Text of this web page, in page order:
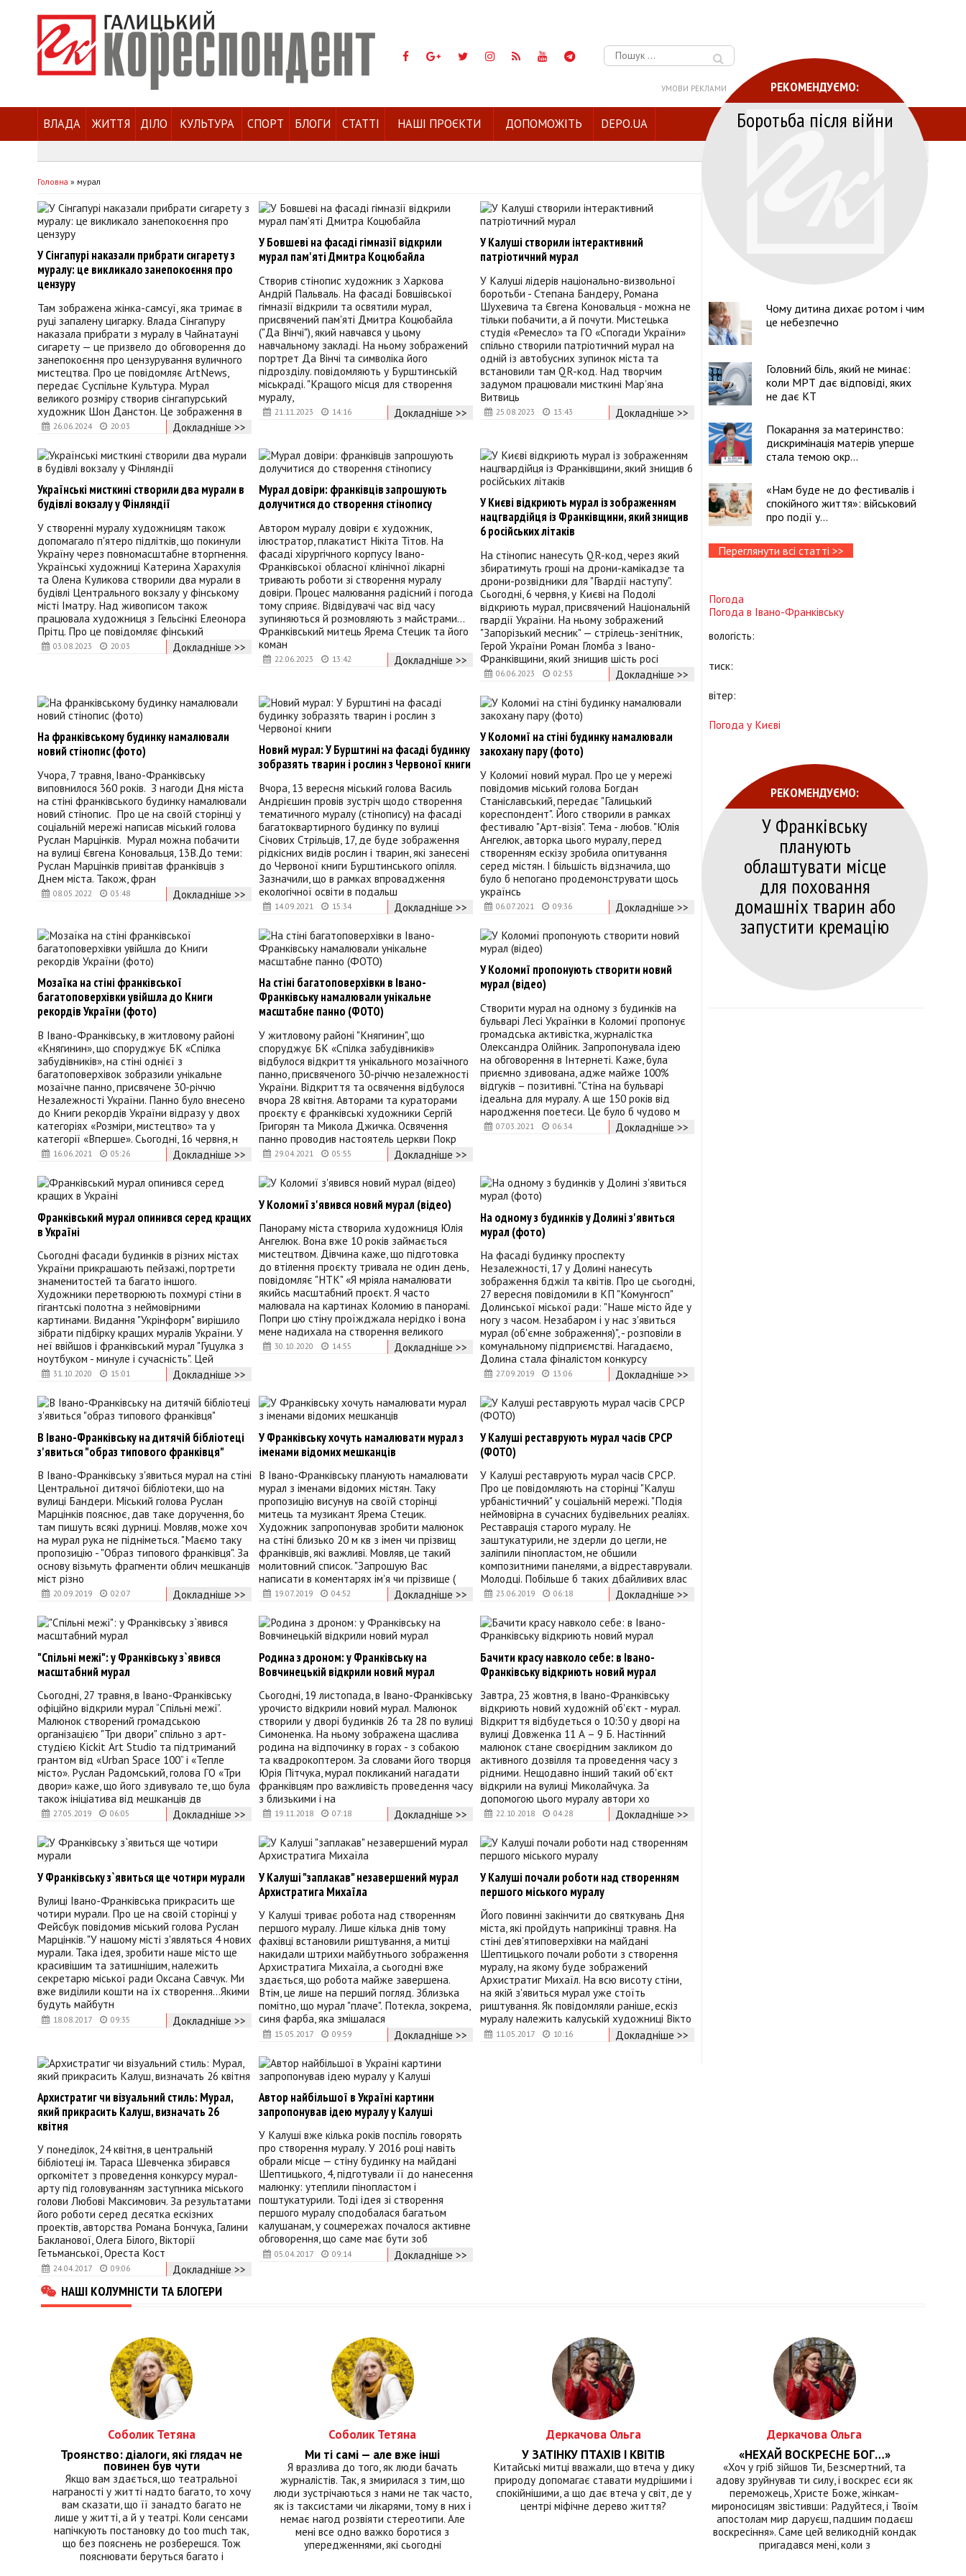
Пошук:
УМОВИ РЕКЛАМИ
ВЛАДА ЖИТТЯ ДІЛО КУЛЬТУРА СПОРТ БЛОГИ СТАТТІ НАШІ ПРОЄКТИ ДОПОМОЖІТЬ DEPO.UA
Головна » мурал
26.06.2024 20:03
У Сінгапурі наказали прибрати сигарету з
муралу: це викликало занепокоєння про
цензуру
Там зображена жінка-самсуї, яка тримає в
руці запалену цигарку. Влада Сінгапуру
наказала прибрати з муралу в Чайнатауні
сигарету — це призвело до обговорення до
занепокоєння про цензурування вуличного
мистецтва. Про це повідомляє ArtNews,
передає Суспільне Культура. Мурал
великого розміру створив сінгапурський
художник Шон Данстон. Це зображення в
Докладніше >>
21.11.2023 14:16
У Бовшеві на фасаді гімназії відкрили
мурал пам'яті Дмитра Коцюбайла
Створив стінопис художник з Харкова
Андрій Пальваль. На фасаді Бовшівської
гімназії відкрили та освятили мурал,
присвячений пам'яті Дмитра Коцюбайла
("Да Вінчі"), який навчався у цьому
навчальному закладі. На ньому зображений
портрет Да Вінчі та символіка його
підрозділу. повідомляють у Бурштинській
міськраді. "Кращого місця для створення
муралу,
Докладніше >>
25.08.2023 13:43
У Калуші створили інтерактивний
патріотичний мурал
У Калуші лідерів національно-визвольної
боротьби - Степана Бандеру, Романа
Шухевича та Євгена Коновальця - можна не
тільки побачити, а й почути. Мистецька
студія «Ремесло» та ГО «Спогади України»
спільно створили патріотичний мурал на
одній із автобусних зупинок міста та
встановили там QR-код. Над творчим
задумом працювали мисткині Мар’яна
Витвиць
Докладніше >>
03.08.2023 20:03
Українські мисткині створили два мурали в
будівлі вокзалу у Фінляндії
У створенні муралу художницям також
допомагало п'ятеро підлітків, що покинули
Україну через повномасштабне вторгнення.
Українські художниці Катерина Харахулія
та Олена Куликова створили два мурали в
будівлі Центрального вокзалу у фінському
місті Іматру. Над живописом також
працювала художниця з Гельсінкі Елеонора
Прітц. Про це повідомляє фінський
Докладніше >>
22.06.2023 13:42
Мурал довіри: франківців запрошують
долучитися до створення стінопису
Автором муралу довіри є художник,
ілюстратор, плакатист Нікіта Тітов. На
фасаді хірургічного корпусу Івано-
Франківської обласної клінічної лікарні
тривають роботи зі створення муралу
довіри. Процес малювання радісний і погода
тому сприяє. Відвідувачі час від часу
зупиняються й розмовляють з майстрами…
Франківський митець Ярема Стецик та його
коман
Докладніше >>
06.06.2023 02:53
У Києві відкриють мурал із зображенням
нацгвардійця із Франківщини, який знищив
6 російських літаків
На стінопис нанесуть QR-код, через який
збиратимуть гроші на дрони-камікадзе та
дрони-розвідники для "Гвардії наступу".
Сьогодні, 6 червня, у Києві на Подолі
відкриють мурал, присвячений Національній
гвардії України. На ньому зображений
"Запорізький месник" — стрілець-зенітник,
Герой України Роман Гломба з Івано-
Франківщини, який знищив шість росі
Докладніше >>
08.05.2022 03:48
На франківському будинку намалювали
новий стінопис (фото)
Учора, 7 травня, Івано-Франківську
виповнилося 360 років. З нагоди Дня міста
на стіні франківського будинку намалювали
новий стінопис. Про це на своїй сторінці у
соціальній мережі написав міський голова
Руслан Марцінків. Мурал можна побачити
на вулиці Євгена Коновальця, 13В.До теми:
Руслан Марцінків привітав франківців з
Днем міста. Також, фран
Докладніше >>
14.09.2021 15:34
Новий мурал: У Бурштині на фасаді будинку
зобразять тварин і рослин з Червоної книги
Вчора, 13 вересня міський голова Василь
Андрієшин провів зустріч щодо створення
тематичного муралу (стінопису) на фасаді
багатоквартирного будинку по вулиці
Січових Стрільців, 17, де буде зображення
рідкісних видів рослин і тварин, які занесені
до Червоної книги Бурштинського опілля.
Зазначили, що в рамках впровадження
екологічної освіти в подальш
Докладніше >>
06.07.2021 09:36
У Коломиї на стіні будинку намалювали
закохану пару (фото)
У Коломиї новий мурал. Про це у мережі
повідомив міський голова Богдан
Станіславський, передає "Галицький
кореспондент". Його створили в рамках
фестивалю "Арт-візія". Тема - любов. "Юлія
Ангелюк, авторка цього муралу, перед
створенням ескізу зробила опитування
серед містян. І більшість відзначила, що
було б непогано продемонструвати щось
українсь
Докладніше >>
16.06.2021 05:26
Мозаїка на стіні франківської
багатоповерхівки увійшла до Книги
рекордів України (фото)
В Івано-Франківську, в житловому районі
«Княгинин», що споруджує БК «Спілка
забудівників», на стіні однієї з
багатоповерхівок зобразили унікальне
мозаїчне панно, присвячене 30-річчю
Незалежності України. Панно було внесено
до Книги рекордів України відразу у двох
категоріях «Розміри, мистецтво» та у
категорії «Вперше». Сьогодні, 16 червня, н
Докладніше >>
29.04.2021 05:55
На стіні багатоповерхівки в Івано-
Франківську намалювали унікальне
масштабне панно (ФОТО)
У житловому районі "Княгинин", що
споруджує БК «Спілка забудівників»
відбулося відкриття унікального мозаїчного
панно, присвяченого 30-річчю незалежності
України. Відкриття та освячення відбулося
вчора 28 квітня. Авторами та кураторами
проєкту є франківські художники Сергій
Григорян та Микола Джичка. Освячення
панно проводив настоятель церкви Покр
Докладніше >>
07.03.2021 06:34
У Коломиї пропонують створити новий
мурал (відео)
Створити мурал на одному з будинків на
бульварі Лесі Українки в Коломиї пропонує
громадська активістка, журналістка
Олександра Олійник. Запропонувала ідею
на обговорення в Інтернеті. Каже, була
приємно здивована, адже майже 100%
відгуків – позитивні. "Стіна на бульварі
ідеальна для муралу. А ще 150 років від
народження поетеси. Це було б чудово м
Докладніше >>
31.10.2020 15:01
Франківський мурал опинився серед кращих
в Україні
Сьогодні фасади будинків в різних містах
України прикрашають пейзажі, портрети
знаменитостей та багато іншого.
Художники перетворюють похмурі стіни в
гігантські полотна з неймовірними
картинами. Видання "Укрінформ" вирішило
зібрати підбірку кращих муралів України. У
неї ввійшов і франківський мурал "Гуцулка з
ноутбуком - минуле і сучасність". Цей
Докладніше >>
30.10.2020 14:55
У Коломиї з'явився новий мурал (відео)
Панораму міста створила художниця Юлія
Ангелюк. Вона вже 10 років займається
мистецтвом. Дівчина каже, що підготовка
до втілення проєкту тривала не один день,
повідомляє "НТК" «Я мріяла намалювати
якийсь масштабний проєкт. Я часто
малювала на картинах Коломию в панорамі.
Попри цю стіну проїжджала нерідко і вона
мене надихала на створення великого
Докладніше >>
27.09.2019 13:06
На одному з будинків у Долині з'явиться
мурал (фото)
На фасаді будинку проспекту
Незалежності, 17 у Долині нанесуть
зображення бджіл та квітів. Про це сьогодні,
27 вересня повідомили в КП "Комунгосп"
Долинської міської ради: "Наше місто йде у
ногу з часом. Незабаром і у нас з'явиться
мурал (об'ємне зображення)", - розповіли в
комунальному підприємстві. Нагадаємо,
Долина стала фіналістом конкурсу
Докладніше >>
20.09.2019 02:07
В Івано-Франківську на дитячій бібліотеці
з'явиться "образ типового франківця"
В Івано-Франківську з'явиться мурал на стіні
Центральної дитячої бібліотеки, що на
вулиці Бандери. Міський голова Руслан
Марцінків пояснює, дав таке доручення, бо
там пишуть всякі дурниці. Мовляв, може хоч
на мурал рука не підніметься. "Маємо таку
пропозицію - "Образ типового франківця". За
основу візьмуть фрагменти облич мешканців
міст різно
Докладніше >>
19.07.2019 04:52
У Франківську хочуть намалювати мурал з
іменами відомих мешканців
В Івано-Франківську планують намалювати
мурал з іменами відомих містян. Таку
пропозицію висунув на своїй сторінці
митець та музикант Ярема Стецик.
Художник запропонував зробити малюнок
на стіні близько 20 м кв з імен чи прізвищ
франківців, які важливі. Мовляв, це такий
молитовний список. "Запрошую Вас
написати в коментарях ім'я чи прізвище (
Докладніше >>
23.06.2019 06:18
У Калуші реставрують мурал часів СРСР
(ФОТО)
У Калуші реставрують мурал часів СРСР.
Про це повідомляють на сторінці "Калуш
урбаністичний" у соціальній мережі. "Подія
неймовірна в сучасних будівельних реаліях.
Реставрація старого муралу. Не
заштукатурили, не здерли до цегли, не
заліпили пінопластом, не обшили
композитними панелями, а відреставрували.
Молодці. Побільше б таких дбайливих влас
Докладніше >>
27.05.2019 06:05
"Спільні межі": у Франківську з`явився
масштабний мурал
Сьогодні, 27 травня, в Івано-Франківську
офіційно відкрили мурал “Спільні межі”.
Малюнок створений громадською
організацією "Три двори" спільно з арт-
студією Kickit Art Studio та підтриманий
грантом від «Urban Space 100” і «Тепле
місто». Руслан Радомський, голова ГО «Три
двори» каже, що його здивувало те, що була
також ініціатива від мешканців дв
Докладніше >>
19.11.2018 07:18
Родина з дроном: у Франківську на
Вовчинецькій відкрили новий мурал
Сьогодні, 19 листопада, в Івано-Франківську
урочисто відкрили новий мурал. Малюнок
створили у дворі будинків 26 та 28 по вулиці
Симоненка. На ньому зображена щаслива
родина на відпочинку в горах - з собакою
та квадрокоптером. За словами його творця
Юрія Пітчука, мурал покликаний нагадати
франківцям про важливість проведення часу
з близькими і на
Докладніше >>
22.10.2018 04:28
Бачити красу навколо себе: в Івано-
Франківську відкриють новий мурал
Завтра, 23 жовтня, в Івано-Франківську
відкриють новий художній об'єкт - мурал.
Відкриття відбудеться о 10:30 у дворі на
вулиці Довженка 11 А – 9 Б. Настінний
малюнок стане своєрідним закликом до
активного дозвілля та проведення часу з
рідними. Нещодавно інший такий об'єкт
відкрили на вулиці Миколайчука. За
допомогою цього муралу автори хо
Докладніше >>
18.08.2017 09:35
У Франківську з`явиться ще чотири мурали
Вулиці Івано-Франківська прикрасить ще
чотири мурали. Про це на своїй сторінці у
Фейсбук повідомив міський голова Руслан
Марцінків. "У нашому місті з'являться 4 нових
мурали. Така ідея, зробити наше місто ще
красивішим та затишнішим, належить
секретарю міської ради Оксана Савчук. Ми
вже виділили кошти на їх створення...Якими
будуть майбутн
Докладніше >>
15.05.2017 09:59
У Калуші "заплакав" незавершений мурал
Архистратига Михаїла
У Калуші триває робота над створенням
першого муралу. Лише кілька днів тому
фахівці встановили риштування, а митці
накидали штрихи майбутнього зображення
Архистратига Михаїла, а сьогодні вже
здається, що робота майже завершена.
Втім, це лише на перший погляд. Зблизька
помітно, що мурал "плаче". Потекла, зокрема,
синя фарба, яка змішалася
Докладніше >>
11.05.2017 10:16
У Калуші почали роботи над створенням
першого міського муралу
Його повинні закінчити до святкувань Дня
міста, які пройдуть наприкінці травня. На
стіні дев'ятиповерхівки на майдані
Шептицького почали роботи з створення
муралу, на якому буде зображений
Архистратиг Михаїл. На всю висоту стіни,
на якій з'явиться мурал уже стоїть
риштування. Як повідомляли раніше, ескіз
муралу належить калуській художниці Вікто
Докладніше >>
24.04.2017 09:06
Архистратиг чи візуальний стиль: Мурал,
який прикрасить Калуш, визначать 26
квітня
У понеділок, 24 квітня, в центральній
бібліотеці ім. Тараса Шевченка збирався
оргкомітет з проведення конкурсу мурал-
арту під головуванням заступника міського
голови Любові Максимович. За результатами
його роботи серед десятка ескізних
проектів, авторства Романа Бончука, Галини
Бакланової, Олега Білого, Вікторії
Гетьманської, Ореста Кост
Докладніше >>
05.04.2017 09:14
Автор найбільшої в Україні картини
запропонував ідею муралу у Калуші
У Калуші вже кілька років поспіль говорять
про створення муралу. У 2016 році навіть
обрали місце — стіну будинку на майдані
Шептицького, 4, підготували її до нанесення
малюнку: утеплили пінопластом і
поштукатурили. Тоді ідея зі створення
першого муралу сподобалася багатьом
калушанам, у соцмережах почалося активне
обговорення, що саме має бути зоб
Докладніше >>
РЕКОМЕНДУЄМО:
Боротьба після війни
Чому дитина дихає ротом і чим
це небезпечно
Головний біль, який не минає:
коли МРТ дає відповіді, яких
не дає КТ
Покарання за материнство:
дискримінація матерів уперше
стала темою окр...
«Нам буде не до фестивалів і
спокійного життя»: військовий
про події у...
Переглянути всі статті >>
Погода
Погода в Івано-Франківську
вологість:
тиск:
вітер:
Погода у Києві
РЕКОМЕНДУЄМО:
У Франківську
планують
облаштувати місце
для поховання
домашніх тварин або
запустити кремацію
НАШІ КОЛУМНІСТИ ТА БЛОГЕРИ
Соболик Тетяна
Троянство: діалоги, які глядач не
повинен був чути
Якщо вам здається, що театральної
награності у житті надто багато, то хочу
вам сказати, що її занадто багато не
лише у житті, а й у театрі. Коли сенсами
напічкують постановку до too much так,
що без пояснень не розберешся. Тож
пояснювати беруться багато і
Соболик Тетяна
Ми ті самі — але вже інші
Я вразлива до того, як люди бачать
журналістів. Так, я змирилася з тим, що
люди зустрічаються з нами не так часто,
як із таксистами чи лікарями, тому в них і
немає нагод розвіяти стереотипи. Але
мені все одно важко боротися з
упередженнями, які сьогодні
Деркачова Ольга
У ЗАТІНКУ ПТАХІВ І КВІТІВ
Китайські митці вважали, що втеча у дику
природу допомагає ставати мудрішими і
спокійнішими, а що дає втеча у світ, де у
центрі міфічне дерево життя?
Деркачова Ольга
«НЕХАЙ ВОСКРЕСНЕ БОГ…»
«Хоч у гріб зійшов Ти, Безсмертний, та
адову зруйнував ти силу, і воскрес єси як
переможець, Христе Боже, жінкам-
мироносицям звістивши: Радуйтеся, і Твоїм
апостолам мир даруєш, падшим подаєш
воскресіння». Саме цей великодній кондак
пригадався мені, коли з